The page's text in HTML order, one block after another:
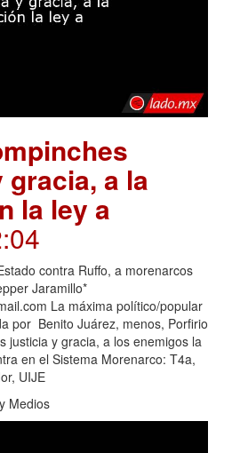
a la
la ley a
contra Ruffo, a morenarcos
Jaramillo*
La máxima político/popular
por Benito Juárez, menos, Porfirio
justicia y gracia, a los enemigos la
en el Sistema Morenarco: T4a,
UIJE
Medios